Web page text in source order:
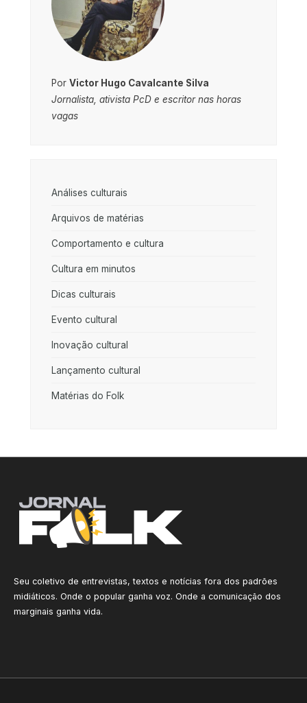
Por Victor Hugo Cavalcante Silva
Jornalista, ativista PcD e escritor nas horas
vagas
Análises culturais
Arquivos de matérias
Comportamento e cultura
Cultura em minutos
Dicas culturais
Evento cultural
Inovação cultural
Lançamento cultural
Matérias do Folk
Seu coletivo de entrevistas, textos e notícias fora dos padrões
midiáticos. Onde o popular ganha voz. Onde a comunicação dos
marginais ganha vida.